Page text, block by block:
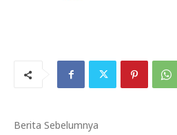
Berita Sebelumnya